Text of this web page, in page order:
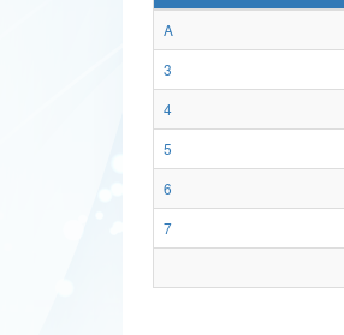
A
3
4
5
6
7